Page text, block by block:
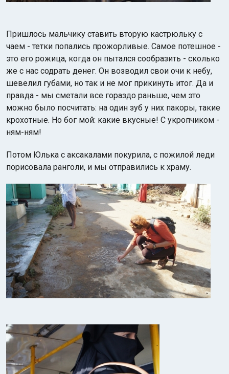
Пришлось мальчику ставить вторую кастрюльку с
чаем - тетки попались прожорливые. Самое потешное -
это его рожица, когда он пытался сообразить - сколько
же с нас содрать денег. Он возводил свои очи к небу,
шевелил губами, но так и не мог прикинуть итог. Да и
правда - мы сметали все гораздо раньше, чем это
можно было посчитать: на один зуб у них пакоры, такие
крохотные. Но бог мой: какие вкусные! С укропчиком -
ням-ням!
Потом Юлька с аксакалами покурила, с пожилой леди
порисовала ранголи, и мы отправились к храму.